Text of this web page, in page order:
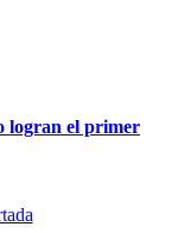
logran el primer